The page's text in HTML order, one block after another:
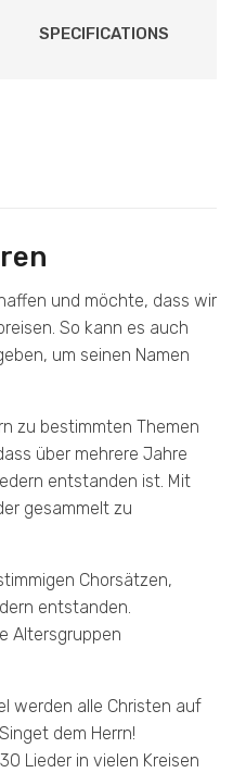
SPECIFICATIONS
und möchte, dass wir
So kann es auch
um seinen Namen
zu bestimmten Themen
über mehrere Jahre
entstanden ist. Mit
gesammelt zu
Chorsätzen,
entstanden.
Altersgruppen
werden alle Christen auf
dem Herrn!
Lieder in vielen Kreisen